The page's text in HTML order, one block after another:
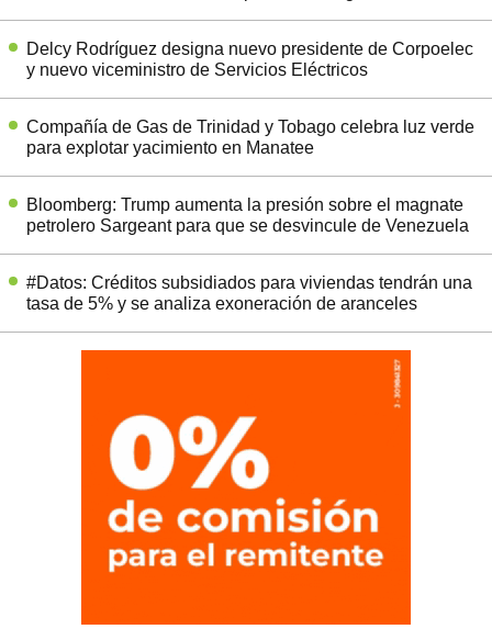
Delcy Rodríguez designa nuevo presidente de Corpoelec
y nuevo viceministro de Servicios Eléctricos
Compañía de Gas de Trinidad y Tobago celebra luz verde
para explotar yacimiento en Manatee
Bloomberg: Trump aumenta la presión sobre el magnate
petrolero Sargeant para que se desvincule de Venezuela
#Datos: Créditos subsidiados para viviendas tendrán una
tasa de 5% y se analiza exoneración de aranceles